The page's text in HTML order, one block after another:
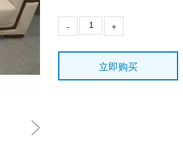
- +
立即购买